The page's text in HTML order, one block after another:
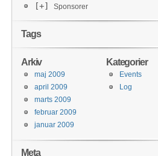
[+] Sponsorer
Tags
Kategorier
Events
Log
Arkiv
maj 2009
april 2009
marts 2009
februar 2009
januar 2009
Meta